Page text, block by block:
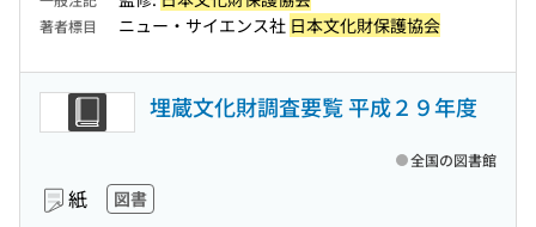
著者標目 ニュー・サイエンス社 日本文化財保護協会
埋蔵文化財調査要覧 平成２９年度
紙 図書
全国の図書館